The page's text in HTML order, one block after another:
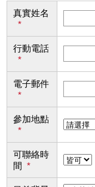
真實姓名
*
行動電話
*
電子郵件
*
參加地點
*
可聯絡時
間 *